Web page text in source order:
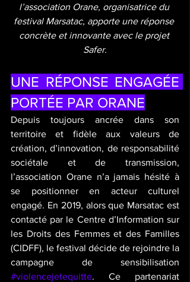
l’association Orane, organisatrice du
festival Marsatac, apporte une réponse
concrète et innovante avec le projet
Safer.
UNE RÉPONSE ENGAGÉE
PORTÉE PAR ORANE
Depuis toujours ancrée dans son
territoire et fidèle aux valeurs de
création, d’innovation, de responsabilité
sociétale et de transmission,
l’association Orane n’a jamais hésité à
se positionner en acteur culturel
engagé. En 2019, alors que Marsatac est
contacté par le Centre d’Information sur
les Droits des Femmes et des Familles
(CIDFF), le festival décide de rejoindre la
#violencejetequitte. Ce partenariat